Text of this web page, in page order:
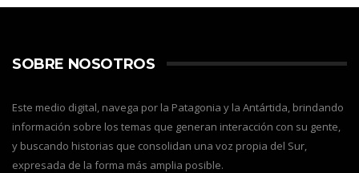
SOBRE NOSOTROS
Este medio digital, navega por la Patagonia y la Antártida, brindando
información sobre los temas que generan interacción con su gente,
y buscando historias que consolidan una voz propia del Sur,
expresada de la forma más amplia posible.